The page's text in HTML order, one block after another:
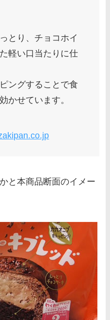
とり、チョコホイ
軽い口当たりに仕
ングすることで食
かせています。
と本商品断面のイメー